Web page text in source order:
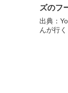
ズのフ
出典：
んが行く